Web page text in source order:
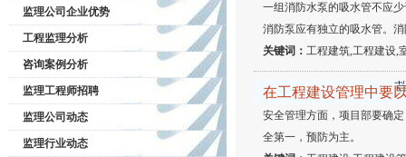
监理公司企业优势
工程监理分析
咨询案例分析
监理工程师招聘
监理公司动态
监理行业动态
一组消防水泵的吸水管不应
消防泵应有独立的吸水管。
关键词： 工程建筑,工程建设,
在工程建设管理中要
安全管理方面，项目部要确
全第一，预防为主。